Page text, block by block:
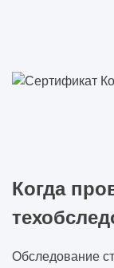
Когда
Обследование